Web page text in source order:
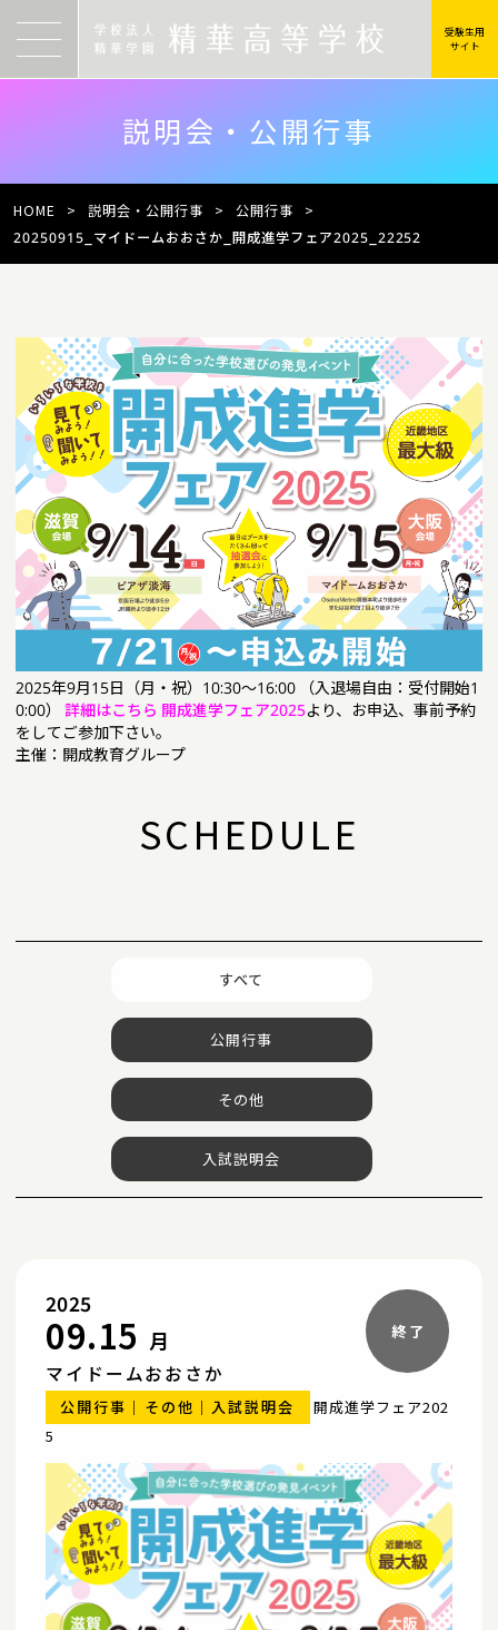
受験生用
サイト
説明会・公開行事
HOME > 説明会・公開行事 > 公開行事
>
20250915_マイドームおおさか_開成進学フェア2025_22252
2025年9月15日（月・祝）10:30～16:00 （入退場自由：受付開始1
0:00） 詳細はこちら 開成進学フェア2025より、お申込、事前予約
をしてご参加下さい。
主催：開成教育グループ
SCHEDULE
すべて
公開行事
その他
入試説明会
2025
09.15 月
マイドームおおさか
公開行事 その他 入試説明会
開成進学フェア202
5